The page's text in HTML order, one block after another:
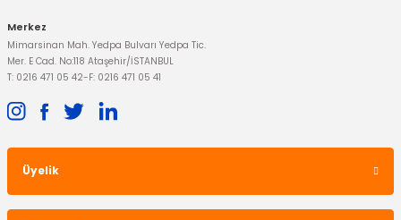
Merkez
Mimarsinan Mah. Yedpa Bulvarı Yedpa Tic.
Mer. E Cad. No:118 Ataşehir/İSTANBUL
T: 0216 471 05 42-F: 0216 471 05 41
Üyelik